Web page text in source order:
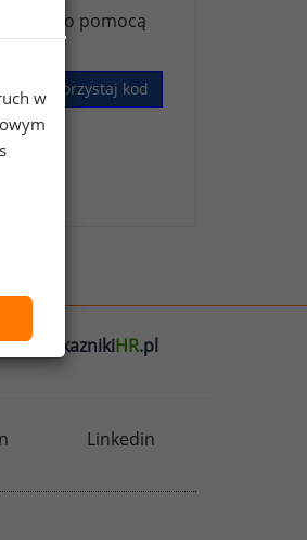
za jego pomocą
Wykorzystaj kod
wskaznikiHR.pl
Linkedin
w